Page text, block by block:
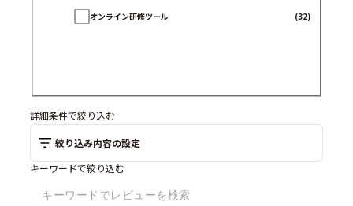
オンライン研修ツール (32)
詳細条件で絞り込む
絞り込み内容の設定
キーワードで絞り込む